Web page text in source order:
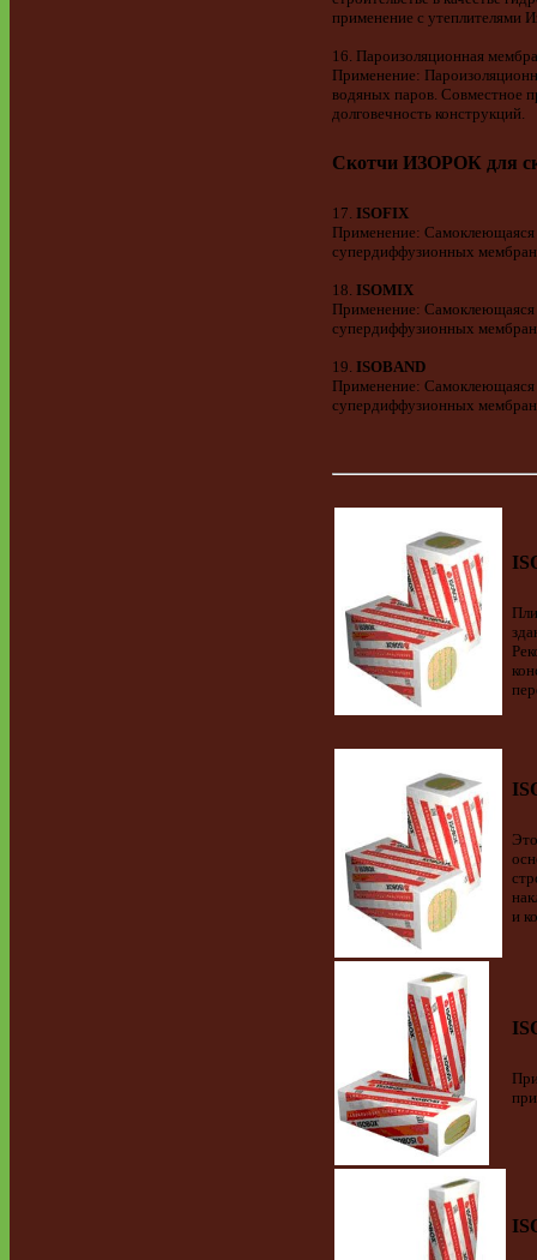
применение с утеплителями
16. Пароизоляционная
Применение:
водяных паров. Совместное
долговечность конструкций.
Скотчи ИЗОРОК для
17. ISOFIX
Применение: Самоклеющаяся
супердиффузионных
18. ISOMIX
Применение: Самоклеющаяся
супердиффузионных
19. ISOBAND
Применение: Самоклеющаяся
супердиффузионных
и